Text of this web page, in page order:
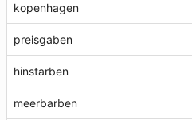
kopenhagen
preisgaben
hinstarben
meerbarben